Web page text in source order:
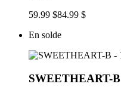
59.99 $84.99 $
En solde
SWEETHEART-B